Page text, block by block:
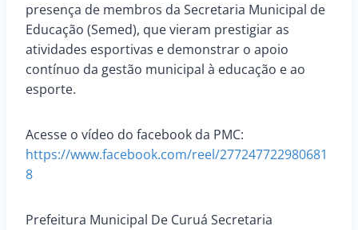
presença de membros da Secretaria Municipal de
Educação (Semed), que vieram prestigiar as
atividades esportivas e demonstrar o apoio
contínuo da gestão municipal à educação e ao
esporte.
Acesse o vídeo do facebook da PMC:
https://www.facebook.com/reel/277247722980681
8
Prefeitura Municipal De Curuá Secretaria